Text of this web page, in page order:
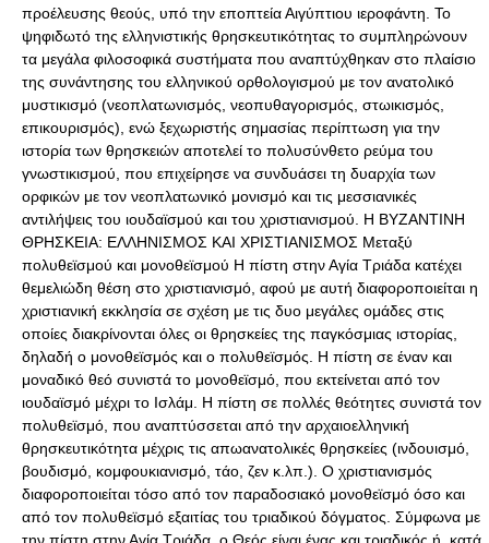
προέλευσης θεούς, υπό την εποπτεία Αιγύπτιου ιεροφάντη. Το
ψηφιδωτό της ελληνιστικής θρησκευτικότητας το συμπληρώνουν
τα μεγάλα φιλοσοφικά συστήματα που αναπτύχθηκαν στο πλαίσιο
της συνάντησης του ελληνικού ορθολογισμού με τον ανατολικό
μυστικισμό (νεοπλατωνισμός, νεοπυθαγορισμός, στωικισμός,
επικουρισμός), ενώ ξεχωριστής σημασίας περίπτωση για την
ιστορία των θρησκειών αποτελεί το πολυσύνθετο ρεύμα του
γνωστικισμού, που επιχείρησε να συνδυάσει τη δυαρχία των
ορφικών με τον νεοπλατωνικό μονισμό και τις μεσσιανικές
αντιλήψεις του ιουδαϊσμού και του χριστιανισμού. Η ΒΥΖΑΝΤΙΝΗ
ΘΡΗΣΚΕΙΑ: ΕΛΛΗΝΙΣΜΟΣ ΚΑΙ ΧΡΙΣΤΙΑΝΙΣΜΟΣ Μεταξύ
πολυθεϊσμού και μονοθεϊσμού Η πίστη στην Αγία Τριάδα κατέχει
θεμελιώδη θέση στο χριστιανισμό, αφού με αυτή διαφοροποιείται η
χριστιανική εκκλησία σε σχέση με τις δυο μεγάλες ομάδες στις
οποίες διακρίνονται όλες οι θρησκείες της παγκόσμιας ιστορίας,
δηλαδή o μονοθεϊσμός και o πολυθεϊσμός. Η πίστη σε έναν και
μοναδικό θεό συνιστά το μονοθεϊσμό, που εκτείνεται από τον
ιουδαϊσμό μέχρι το Ισλάμ. Η πίστη σε πολλές θεότητες συνιστά τον
πολυθεϊσμό, που αναπτύσσεται από την αρχαιοελληνική
θρησκευτικότητα μέχρις τις απωανατολικές θρησκείες (ινδουισμό,
βουδισμό, κομφουκιανισμό, τάο, ζεν κ.λπ.). Ο χριστιανισμός
διαφοροποιείται τόσο από τον παραδοσιακό μονοθεϊσμό όσο και
από τον πολυθεϊσμό εξαιτίας του τριαδικού δόγματος. Σύμφωνα με